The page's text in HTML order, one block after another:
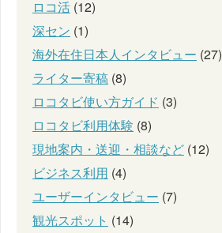
ロコ活 (12)
深セン (1)
海外在住日本人インタビュー (27)
ライター寄稿 (8)
ロコタビ使い方ガイド (3)
ロコタビ利用体験 (8)
現地案内・送迎・相談など (12)
ビジネス利用 (4)
ユーザーインタビュー (7)
観光スポット (14)